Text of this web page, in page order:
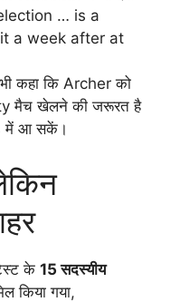
… is a
a week after at
कहा कि Archer को
मैच खेलने की जरूरत है
में आ सकें।
के 15 सदस्यीय
किया गया,